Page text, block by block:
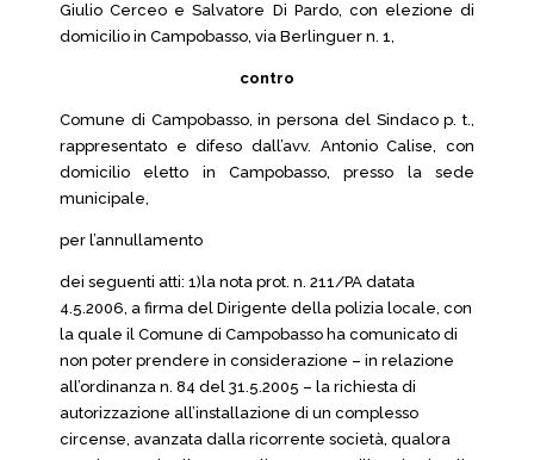
Giulio Cerceo e Salvatore Di Pardo, con elezione di
domicilio in Campobasso, via Berlinguer n. 1,
contro
Comune di Campobasso, in persona del Sindaco p. t.,
rappresentato e difeso dall’avv. Antonio Calise, con
domicilio eletto in Campobasso, presso la sede
municipale,
per l’annullamento
dei seguenti atti: 1)la nota prot. n. 211/PA datata
4.5.2006, a firma del Dirigente della polizia locale, con
la quale il Comune di Campobasso ha comunicato di
non poter prendere in considerazione – in relazione
all’ordinanza n. 84 del 31.5.2005 – la richiesta di
autorizzazione all’installazione di un complesso
circense, avanzata dalla ricorrente società, qualora